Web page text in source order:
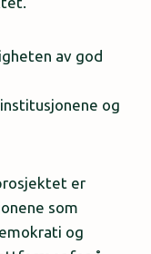
av god
og
er
som
og